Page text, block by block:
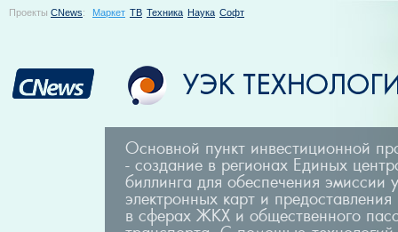
Проекты CNews: Маркет ТВ Техника Наука Софт
Основной пункт инвестиционной
- создание в регионах Единых
биллинга для обеспечения эмиссии
электронных карт и
в сферах ЖКХ и общественного